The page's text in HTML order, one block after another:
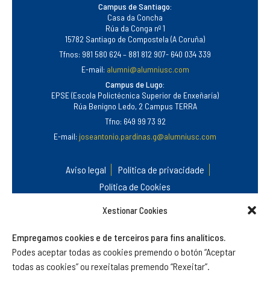
Xestionar Cookies
Empregamos cookies e de terceiros para fins analíticos.
Podes aceptar todas as cookies premendo o botón “Aceptar
todas as cookies” ou rexeitalas premendo “Rexeitar”.
Campus de Santiago:
Casa da Concha
Rúa da Conga nº 1
15782 Santiago de Compostela (A Coruña)
Tfnos: 981 580 624 – 881 812 907- 640 034 339
E-mail: alumni@alumniusc.com
Campus de Lugo:
EPSE (Escola Polictécnica Superior de Enxeñaría)
Rúa Benigno Ledo, 2 Campus TERRA
Tfno: 649 99 73 92
E-mail: joseantonio.pardinas.g@alumniusc.com
Aviso legal
Política de privacidade
Política de Cookies